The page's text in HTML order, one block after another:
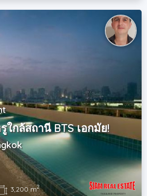
ใกล้สถานี BTS เอกมัย!
3,200 m2